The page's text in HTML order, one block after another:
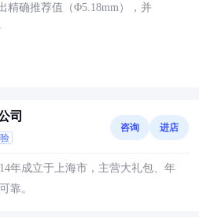
精确推荐值（Φ5.18mm），并
司
咨询 进店
年成立于上海市，主营大礼包、年
靠。